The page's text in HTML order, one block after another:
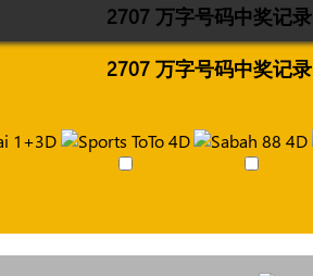
2707 万字号码中奖记
2707 万字号码中奖记